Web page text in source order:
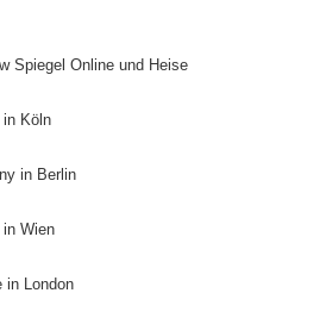
Spiegel Online und Heise
in Köln
in Berlin
Wien
in London